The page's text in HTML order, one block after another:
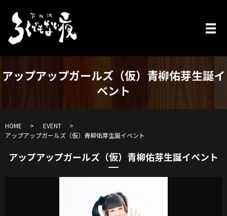
アップアップガールズ（仮）青柳佑芽生誕イ
ベント
HOME
EVENT
アップアップガールズ（仮）青柳佑芽生誕イベント
アップアップガールズ（仮）青柳佑芽生誕イベント